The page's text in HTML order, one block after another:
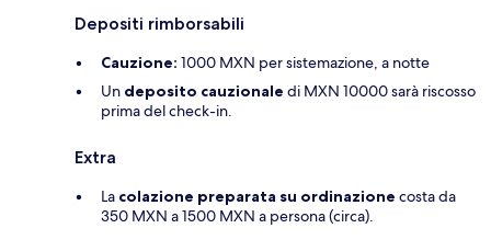
Depositi rimborsabili
Cauzione: 1000 MXN per sistemazione, a notte
Un deposito cauzionale di MXN 10000 sarà riscosso
prima del check-in.
Extra
La colazione preparata su ordinazione costa da
350 MXN a 1500 MXN a persona (circa).